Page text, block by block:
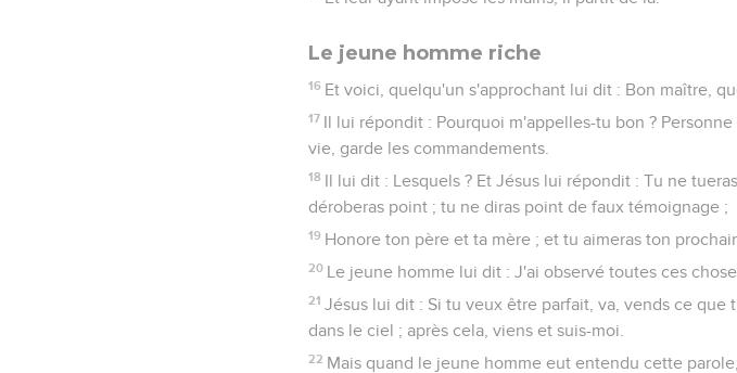
Le jeune homme riche
16 Et voici, quelqu'un s'approchant lui dit : Bon maître,
17 Il lui répondit : Pourquoi m'appelles-tu bon ?
vie, garde les commandements.
18 Il lui dit : Lesquels ? Et Jésus lui répondit : Tu ne
déroberas point ; tu ne diras point de faux témoignage ;
19 Honore ton père et ta mère ; et tu aimeras ton
20 Le jeune homme lui dit : J'ai observé toutes ces
21 Jésus lui dit : Si tu veux être parfait, va, vends ce que
dans le ciel ; après cela, viens et suis-moi.
22 Mais quand le jeune homme eut entendu cette